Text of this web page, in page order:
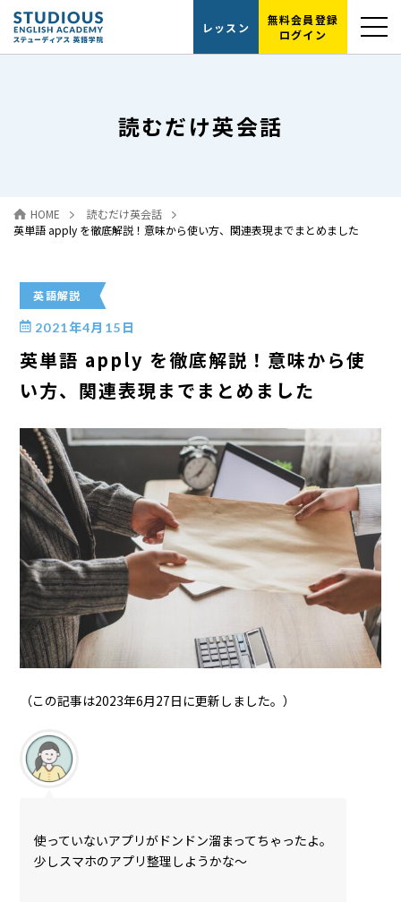
レッスンの流れ
読むだけ英会話
レッスン
無料会員登録
ログイン
読むだけ英会話
HOME
読むだけ英会話
英単語 apply を徹底解説！意味から使い方、関連表現までまとめました
英語解説
2021年4月15日
英単語 apply を徹底解説！意味から使
い方、関連表現までまとめました
（この記事は2023年6月27日に更新しました。）
使っていないアプリがドンドン溜まってちゃったよ。
少しスマホのアプリ整理しようかな～